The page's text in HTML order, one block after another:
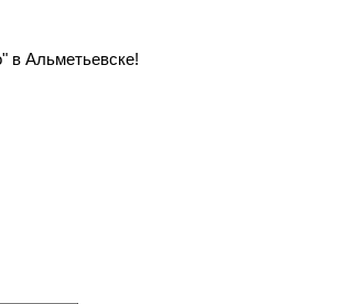
в Альметьевске!